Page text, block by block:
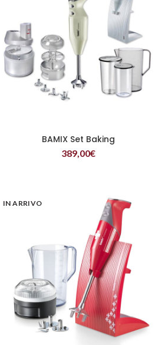
LEGGI TUTTO
BAMIX Set Baking
389,00€
IN ARRIVO